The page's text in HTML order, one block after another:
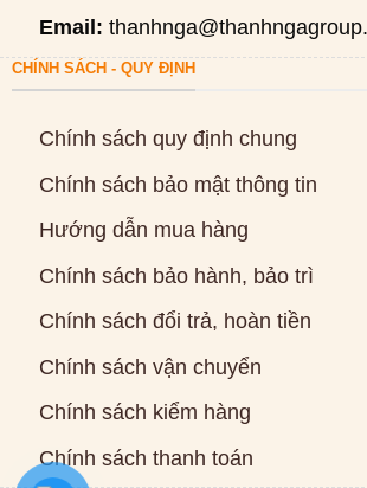
Email:
CHÍNH SÁCH - QUY ĐỊNH
Chính sách quy định chung
Chính sách bảo mật thông tin
Hướng dẫn mua hàng
Chính sách bảo hành, bảo trì
Chính sách đổi trả, hoàn tiền
Chính sách vận chuyển
Chính sách kiểm hàng
Chính sách thanh toán